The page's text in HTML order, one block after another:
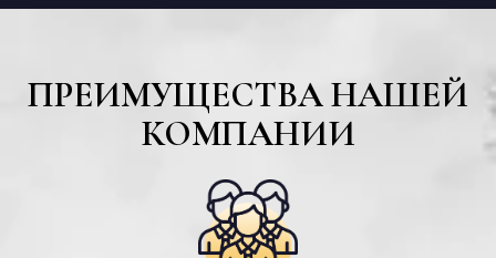
ПРЕИМУЩЕСТВА НАШЕЙ
КОМПАНИИ